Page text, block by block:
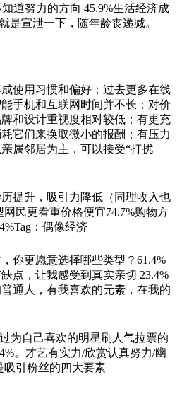
道努力的方向 45.9%生活经济成
是宣泄一下，随年龄丧递减。
使用习惯和偏好；过去更多在线
手机和互联网时间并不长；对价
和设计重视度相对较低；有更充
它们来换取微小的报酬；有压力
属邻居为主，可以接受“打扰
提升，吸引力降低（同理收入也
民更看重价格便宜74.7%购物方
：偶像经济
你更愿意选择哪些类型？61.4%
点，让我感受到真实亲切 23.4%
通人，有我喜欢的元素，在我的
为自己喜欢的明星刷人气拉票的
。才艺有实力/欣赏认真努力/幽
吸引粉丝的四大要素